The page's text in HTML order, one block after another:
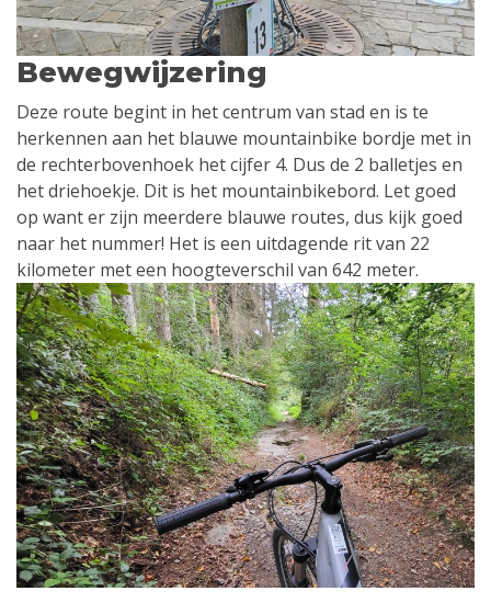
Bewegwijzering
Deze route begint in het centrum van stad en is te
herkennen aan het blauwe mountainbike bordje met in
de rechterbovenhoek het cijfer 4. Dus de 2 balletjes en
het driehoekje. Dit is het mountainbikebord. Let goed
op want er zijn meerdere blauwe routes, dus kijk goed
naar het nummer! Het is een uitdagende rit van 22
kilometer met een hoogteverschil van 642 meter.